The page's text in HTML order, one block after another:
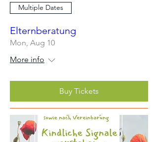
Multiple Dates
Elternberatung
Mon, Aug 10
More info
Buy Tickets